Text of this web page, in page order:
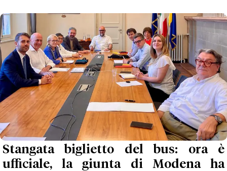
Stangata biglietto del bus: ora è
ufficiale, la giunta di Modena ha